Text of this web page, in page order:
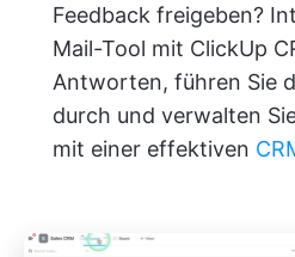
Feedback freigeben?
Mail-Tool mit ClickUp
Antworten, führen Sie
durch und verwalten
mit einer effektiven